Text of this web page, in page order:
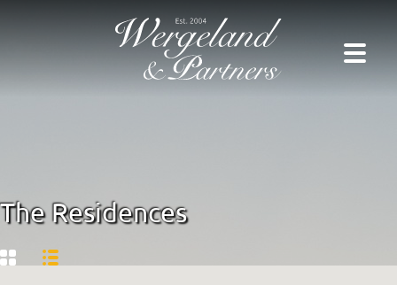
The Residences